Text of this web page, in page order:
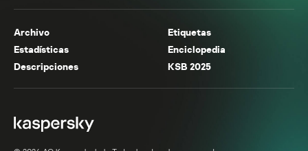
Archivo
Etiquetas
Estadísticas
Enciclopedia
Descripciones
KSB 2025